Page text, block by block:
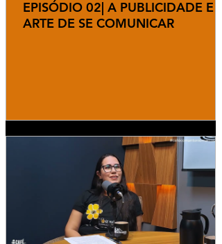
EPISÓDIO 02| A PUBLICIDADE E A
ARTE DE SE COMUNICAR